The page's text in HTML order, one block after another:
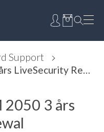
Support
WatchGuard XTM 2050 3 års LiveSecurity Renewal
2050 3 års